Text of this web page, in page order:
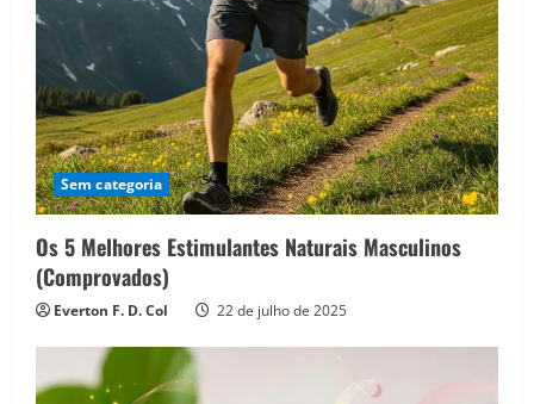
Sem categoria
Os 5 Melhores Estimulantes Naturais Masculinos
(Comprovados)
Everton F. D. Col 22 de julho de 2025